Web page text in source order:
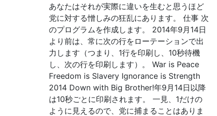
あなたはそれが実際に違いを生むと思うほど
党に対する憎しみの狂乱にあります。 仕事 次
のプログラムを作成します。 2014年9月14日
より前は、常に次の行をローテーションで出
力します（つまり、1行を印刷し、10秒待機
し、次の行を印刷します）。 War is Peace
Freedom is Slavery Ignorance is Strength
2014 Down with Big Brother!年9月14日以降
は10秒ごとに印刷されます。 一見、1だけの
ように見えるので、党に捕まることはありま